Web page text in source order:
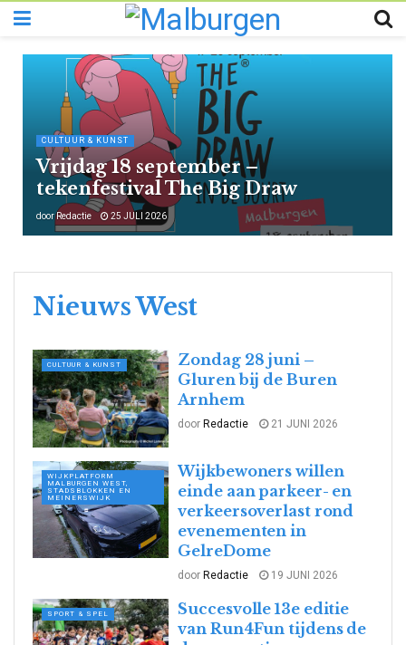
CULTUUR & KUNST
Vrijdag 18 september –
tekenfestival The Big Draw
doorRedactie 25 JULI 2026
Nieuws West
CULTUUR & KUNST
Zondag 28 juni –
Gluren bij de Buren
Arnhem
door Redactie 21 JUNI 2026
WIJKPLATFORM
MALBURGEN WEST,
STADSBLOKKEN EN
MEINERSWIJK
Wijkbewoners willen
einde aan parkeer- en
verkeersoverlast rond
evenementen in
GelreDome
door Redactie 19 JUNI 2026
SPORT & SPEL
Succesvolle 13e editie
van Run4Fun tijdens de